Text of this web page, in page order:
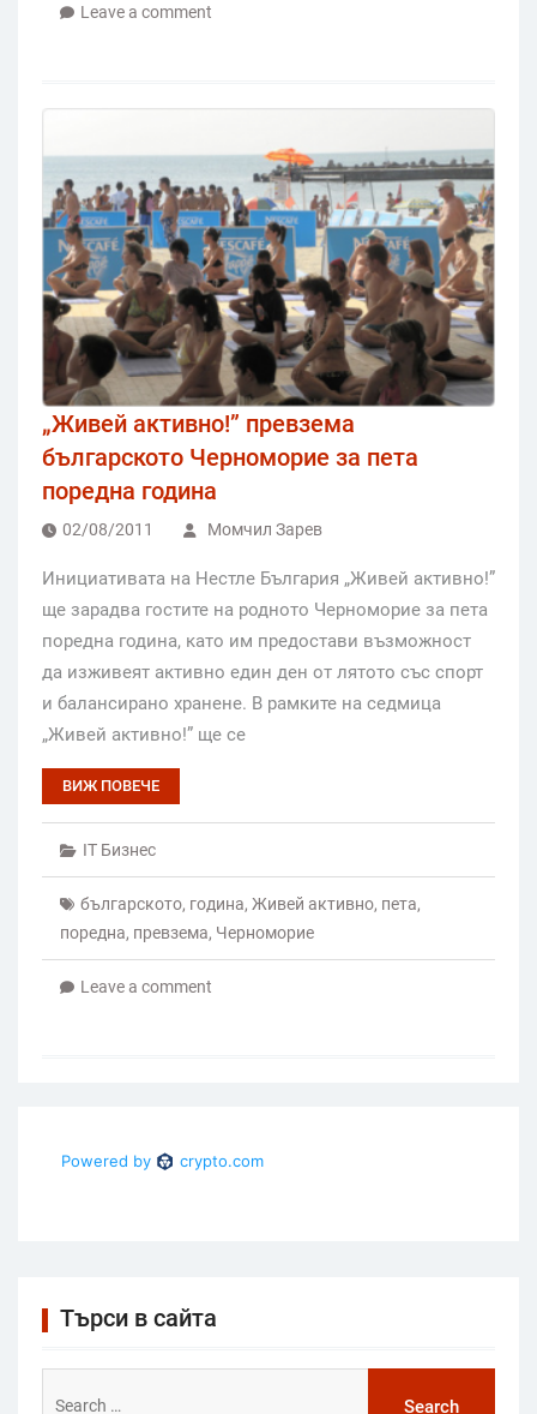
Leave a comment
„Живей активно!” превзема
българското Черноморие за пета
поредна година
02/08/2011 Момчил Зарев
Инициативата на Нестле България „Живей активно!”
ще зарадва гостите на родното Черноморие за пета
поредна година, като им предостави възможност
да изживеят активно един ден от лятото със спорт
и балансирано хранене. В рамките на седмица
„Живей активно!” ще се
ВИЖ ПОВЕЧЕ
IT Бизнес
българското, година, Живей активно, пета,
поредна, превзема, Черноморие
Leave a comment
Търси в сайта